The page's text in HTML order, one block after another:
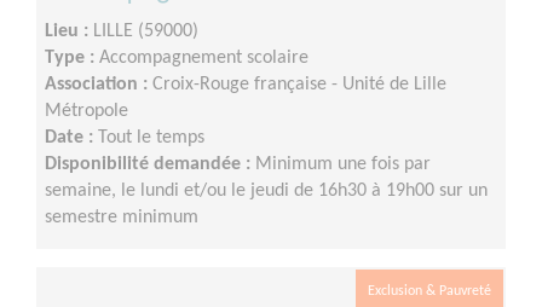
Lieu : LILLE (59000)
Type : Accompagnement scolaire
Association : Croix-Rouge française - Unité de Lille
Métropole
Date : Tout le temps
Disponibilité demandée : Minimum une fois par
semaine, le lundi et/ou le jeudi de 16h30 à 19h00 sur un
semestre minimum
Exclusion & Pauvreté